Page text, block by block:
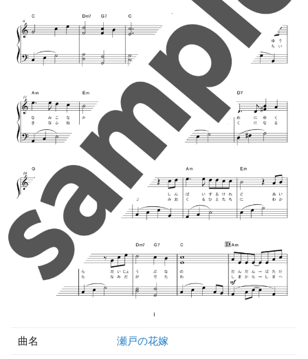
曲名 瀬戸の花嫁